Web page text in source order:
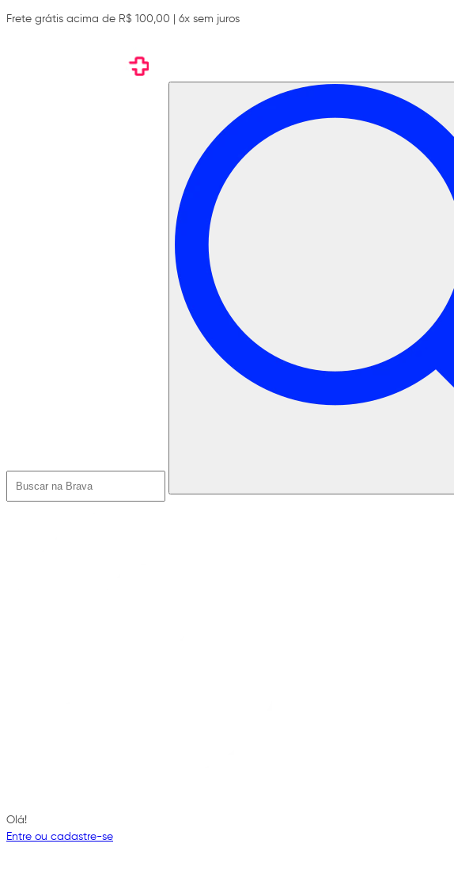
Frete grátis acima de R$ 100,00 | 6x sem juros
Olá!
Entre ou cadastre-se